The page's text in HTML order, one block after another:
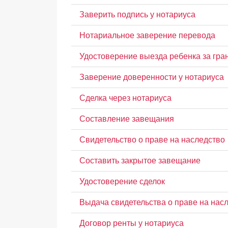
Заверить подпись у нотариуса
Нотариальное заверение перевода
Удостоверение выезда ребенка за
Заверение доверенности у нотариуса
Сделка через нотариуса
Составление завещания
Свидетельство о праве на наследство
Составить закрытое завещание
Удостоверение сделок
Выдача свидетельства о праве на
Договор ренты у нотариуса